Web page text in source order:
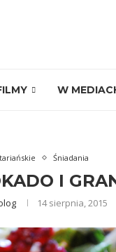
W
Śniadania
I
14 sierpnia, 2015